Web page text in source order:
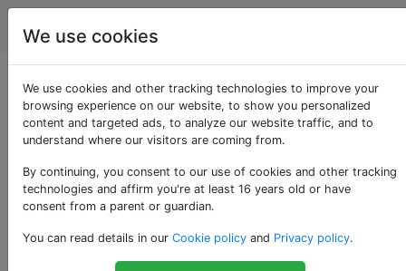
Android
Comment copier la
liste des réseaux
sans fil d'un appareil
Android à un autre?
We use cookies
We use cookies and other tracking technologies to improve your
browsing experience on our website, to show you personalized
content and targeted ads, to analyze our website traffic, and to
understand where our visitors are coming from.
By continuing, you consent to our use of cookies and other tracking
technologies and affirm you're at least 16 years old or have
consent from a parent or guardian.
You can read details in our Cookie policy and Privacy policy.